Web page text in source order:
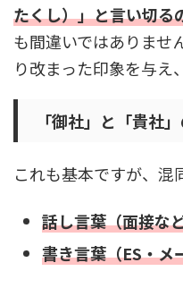
たくし）」と言い切る
も間違いではありませ
り改まった印象を与え
「御社」と「貴社
これも基本ですが、混
話し言葉（面接な
書き言葉（ES・メ